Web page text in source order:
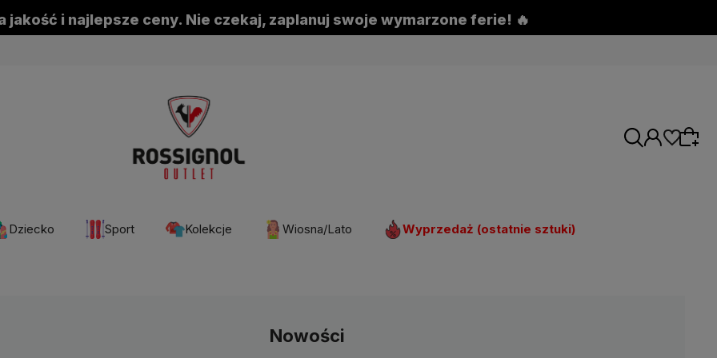
jakość i najlepsze ceny. Nie czekaj, zaplanuj swoje wymarzone ferie! 🔥
Dziecko Sport Kolekcje Wiosna/Lato Wyprzedaż (ostatnie sztuki)
Nowości